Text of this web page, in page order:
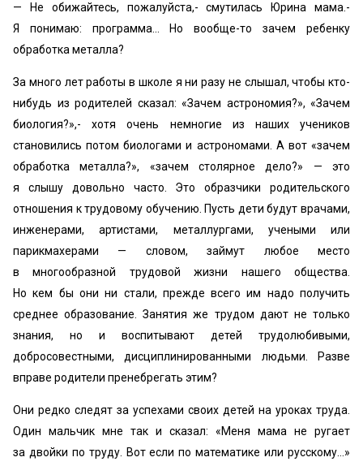
— Не обижайтесь, пожалуйста,- смутилась Юрина мама.-
Я понимаю: программа… Но вообще-то зачем ребенку
обработка металла?
За много лет работы в школе я ни разу не слышал, чтобы кто-
нибудь из родителей сказал: «Зачем астрономия?», «Зачем
биология?»,- хотя очень немногие из наших учеников
становились потом биологами и астрономами. А вот «зачем
обработка металла?», «зачем столярное дело?» — это
я слышу довольно часто. Это образчики родительского
отношения к трудовому обучению. Пусть дети будут врачами,
инженерами, артистами, металлургами, учеными или
парикмахерами — словом, займут любое место
в многообразной трудовой жизни нашего общества.
Но кем бы они ни стали, прежде всего им надо получить
среднее образование. Занятия же трудом дают не только
знания, но и воспитывают детей трудолюбивыми,
добросовестными, дисциплинированными людьми. Разве
вправе родители пренебрегать этим?
Они редко следят за успехами своих детей на уроках труда.
Один мальчик мне так и сказал: «Меня мама не ругает
за двойки по труду. Вот если по математике или русскому…»